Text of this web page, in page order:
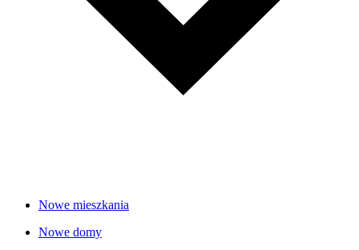
Nowe mieszkania
Nowe domy